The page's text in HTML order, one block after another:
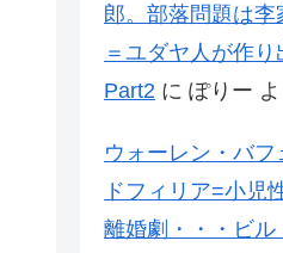
郎。部落問題は李
＝ユダヤ人が作り
Part2 に ぽりー
ウォーレン・バ
ドフィリア=小児
離婚劇・・・ビ